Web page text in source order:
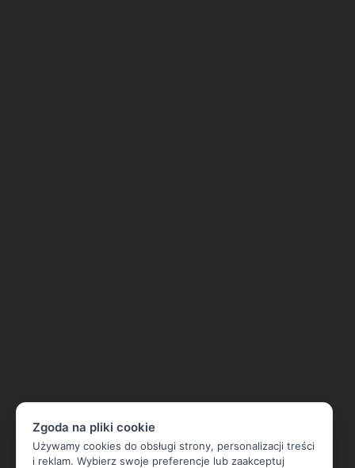
Zgoda na pliki cookie
Używamy cookies do obsługi strony, personalizacji treści
i reklam. Wybierz swoje preferencje lub zaakceptuj